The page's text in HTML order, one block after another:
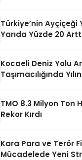
Türkiye’nin Ayçiçeği
Yarıda Yüzde 20
Kocaeli Deniz Yolu
Taşımacılığında
TMO 8.3 Milyon Ton
Rekor Kırdı
Kara Para ve Terör
Mücadelede Yeni